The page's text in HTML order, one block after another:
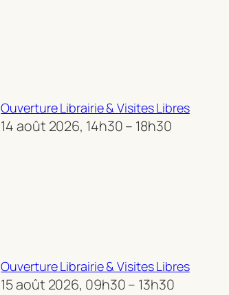
Ouverture Librairie & Visites Libres
14 août 2026, 14h30 – 18h30
Ouverture Librairie & Visites Libres
15 août 2026, 09h30 – 13h30